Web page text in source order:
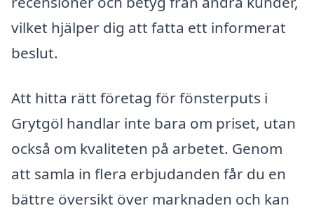
vilket hjälper dig att fatta ett informerat
beslut.
Att hitta rätt företag för fönsterputs i
Grytgöl handlar inte bara om priset, utan
också om kvaliteten på arbetet. Genom
att samla in flera erbjudanden får du en
bättre översikt över marknaden och kan